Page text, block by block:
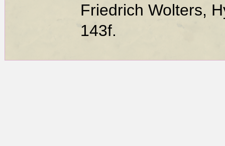
Friedrich Wolters,
143f.